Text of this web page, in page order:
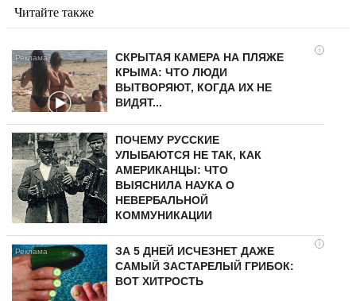
Читайте также
i
СКРЫТАЯ КАМЕРА НА ПЛЯЖЕ
КРЫМА: ЧТО ЛЮДИ
ВЫТВОРЯЮТ, КОГДА ИХ НЕ
ВИДЯТ...
ПОЧЕМУ РУССКИЕ
УЛЫБАЮТСЯ НЕ ТАК, КАК
АМЕРИКАНЦЫ: ЧТО
ВЫЯСНИЛА НАУКА О
НЕВЕРБАЛЬНОЙ
КОММУНИКАЦИИ
i
ЗА 5 ДНЕЙ ИСЧЕЗНЕТ ДАЖЕ
САМЫЙ ЗАСТАРЕЛЫЙ ГРИБОК:
ВОТ ХИТРОСТЬ